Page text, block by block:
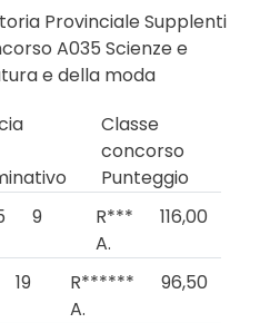
Provinciale Supplenti
A035 Scienze e
e della moda
Classe
concorso
Punteggio
9
R***
A.
116,00
19
R******
A.
96,50